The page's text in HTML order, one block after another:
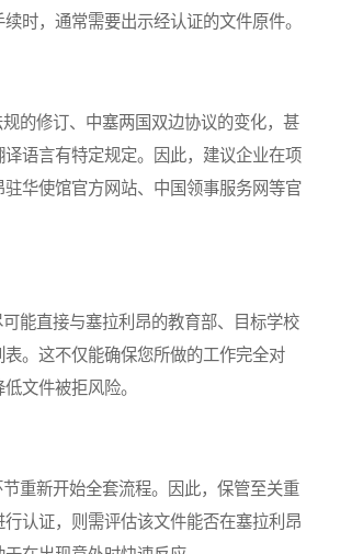
时，通常需要出示经认证的文件原件。
的修订、中塞两国双边协议的变化，甚
语言有特定规定。因此，建议企业在项
华使馆官方网站、中国领事服务网等官
能直接与塞拉利昂的教育部、目标学校
。这不仅能确保您所做的工作完全对
文件被拒风险。
重新开始全套流程。因此，保管至关重
认证，则需评估该文件能否在塞拉利昂